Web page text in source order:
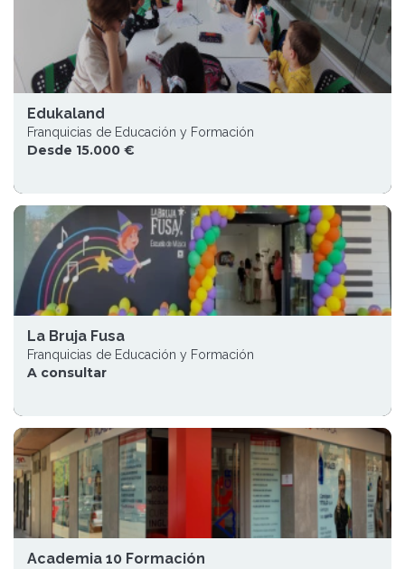
Edukaland
Franquicias de Educación y Formación
Desde 15.000 €
La Bruja Fusa
Franquicias de Educación y Formación
A consultar
Academia 10 Formación